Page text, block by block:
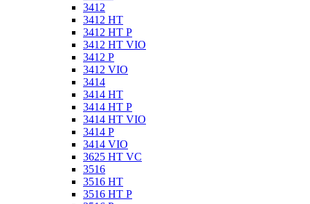
3412
3412 HT
3412 HT P
3412 HT VIO
3412 P
3412 VIO
3414
3414 HT
3414 HT P
3414 HT VIO
3414 P
3414 VIO
3625 HT VC
3516
3516 HT
3516 HT P